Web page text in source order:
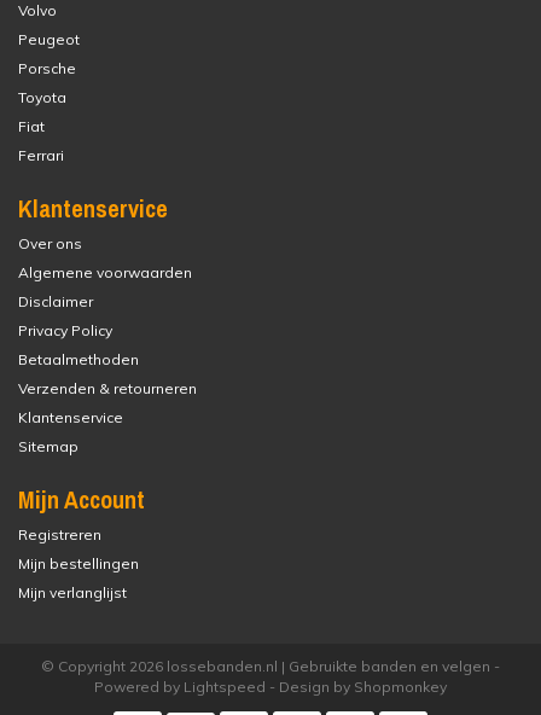
Volvo
Peugeot
Porsche
Toyota
Fiat
Ferrari
Klantenservice
Over ons
Algemene voorwaarden
Disclaimer
Privacy Policy
Betaalmethoden
Verzenden & retourneren
Klantenservice
Sitemap
Mijn Account
Registreren
Mijn bestellingen
Mijn verlanglijst
© Copyright 2026 lossebanden.nl | Gebruikte banden en velgen -
Powered by Lightspeed - Design by Shopmonkey